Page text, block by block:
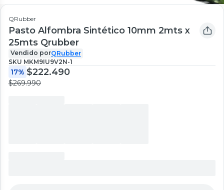
QRubber
Pasto Alfombra Sintético 10mm 2mts x
25mts Qrubber
Vendido porQRubber
SKU MKM9IU9V2N-1
17% $222.490
$269.990